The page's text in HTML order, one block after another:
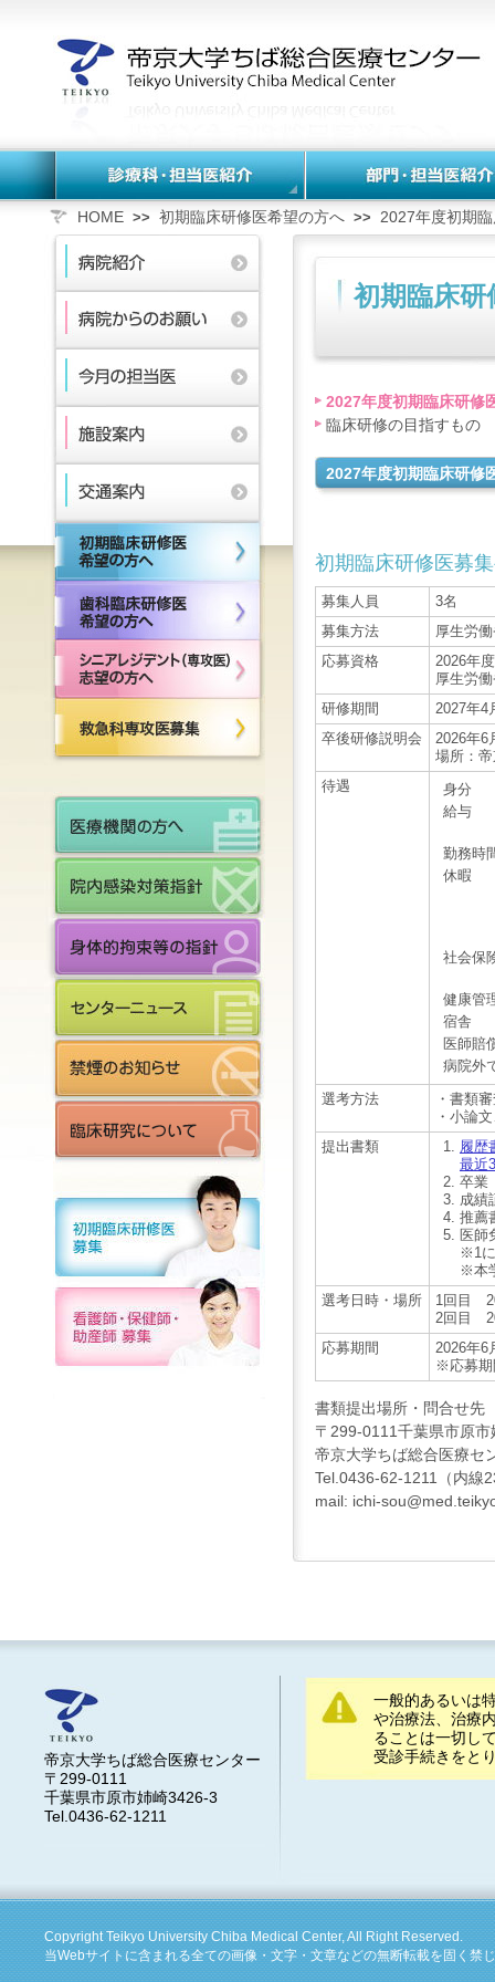
HOME >> 初期臨床研修医希望の方へ >> 2027年度初期
初期臨床
2027年度初期臨床研修
臨床研修の目指すもの
2027年度初期臨床研修
初期臨床研修医募
募集人員
3名
募集方法
厚生労
応募資格
2026年
厚生労
研修期間
2027年4
卒後研修説明会
2026年
場所：
待遇
身分
給与
勤務
休暇
社会
健康
宿舎
医師
病院外
選考方法
・書類
・小論
提出書類
履歴
最近
卒業
成績
推薦
医師
※1
※本
選考日時・場所
1回目
2回目
応募期間
2026年6
※応募期
書類提出場所・問合せ先
〒299-0111千葉県市原
帝京大学ちば総合医療セ
Tel.0436-62-1211（内線
mail: ichi-
帝京大学ちば総合医療センター
〒299-0111
千葉県市原市姉崎3426-3
Tel.0436-62-1211
一般的あるいは
や治療法、治療
ることは一切し
受診手続きをと
Copyright Teikyo University Chiba Medical Center, All Right Reserved.
当Webサイトに含まれる全ての画像・文字・文章などの無断転載を固く禁